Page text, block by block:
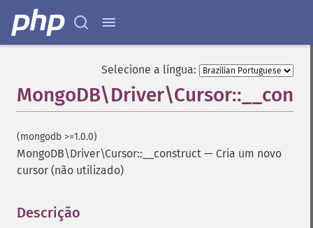
Selecione a língua:
(mongodb >=1.0.0)
MongoDB\Driver\Cursor::__construct — Cria um novo
cursor (não utilizado)
Descrição